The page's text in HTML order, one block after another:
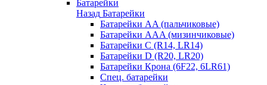
Батарейки
Назад Батарейки
Батарейки AA (пальчиковые)
Батарейки AAA (мизинчиковые)
Батарейки C (R14, LR14)
Батарейки D (R20, LR20)
Батарейки Крона (6F22, 6LR61)
Спец. батарейки